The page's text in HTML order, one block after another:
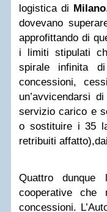
logistica di Milano
dovevano
approfittando di
i limiti stipulati
spirale infinita
concessioni,
un’avvicendarsi
servizio carico e
o sostituire i 35
retribuiti
Quattro
cooperative che
concessioni.